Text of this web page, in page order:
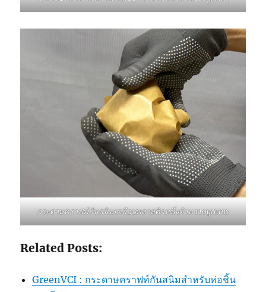
กระดาษคราฟท์กันสนิมเคลือบพลาสติกหนึ่งด้าน 110grams
Related Posts:
GreenVCI : กระดาษคราฟท์กันสนิมสำหรับห่อชิ้น